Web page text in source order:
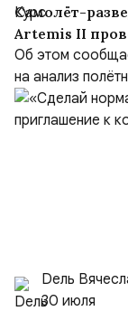
Самолёт-
Artemis II
Чёрным морем
Об этом
на анализ
Dель
30 июля